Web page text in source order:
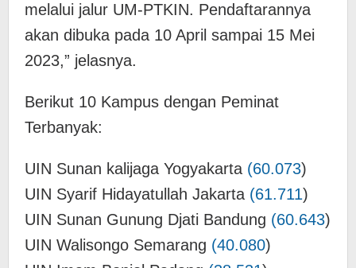
melalui jalur UM-PTKIN. Pendaftarannya
akan dibuka pada 10 April sampai 15 Mei
2023,” jelasnya.
Berikut 10 Kampus dengan Peminat
Terbanyak:
UIN Sunan kalijaga Yogyakarta (60.073)
UIN Syarif Hidayatullah Jakarta (61.711)
UIN Sunan Gunung Djati Bandung (60.643)
UIN Walisongo Semarang (40.080)